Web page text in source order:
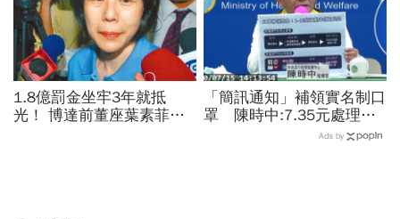
1.8億罰金坐牢3年就抵
光！ 博達前董座葉素菲今
「簡訊通知」補領實名制口
罩 陳時中:7.35元處理費
Ads by